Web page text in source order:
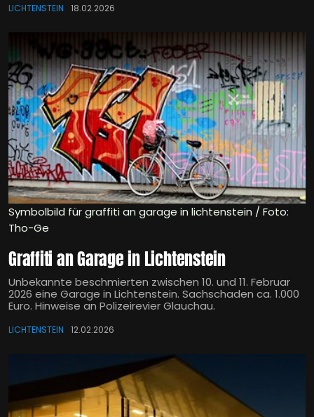
LICHTENSTEIN 18.02.2026
Symbolbild für graffiti an garage in lichtenstein / Foto:
Tho-Ge
Graffiti an Garage in Lichtenstein
Unbekannte beschmierten zwischen 10. und 11. Februar
2026 eine Garage in Lichtenstein. Sachschaden ca. 1.000
Euro. Hinweise an Polizeirevier Glauchau.
LICHTENSTEIN 12.02.2026